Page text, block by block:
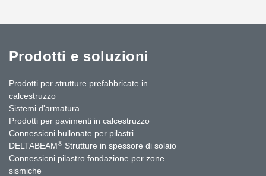
Prodotti e soluzioni
Prodotti per strutture prefabbricate in
calcestruzzo
Sistemi d'armatura
Prodotti per pavimenti in calcestruzzo
Connessioni bullonate per pilastri
DELTABEAM® Strutture in spessore di solaio
Connessioni pilastro fondazione per zone
sismiche